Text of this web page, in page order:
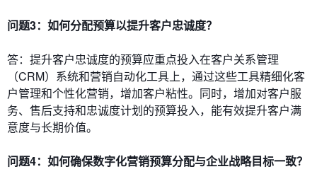
问题3：如何分配预算以提升客户忠诚度？
答：提升客户忠诚度的预算应重点投入在客户关系管理
（CRM）系统和营销自动化工具上，通过这些工具精细化客
户管理和个性化营销，增加客户粘性。同时，增加对客户服
务、售后支持和忠诚度计划的预算投入，能有效提升客户满
意度与长期价值。
问题4：如何确保数字化营销预算分配与企业战略目标一致？